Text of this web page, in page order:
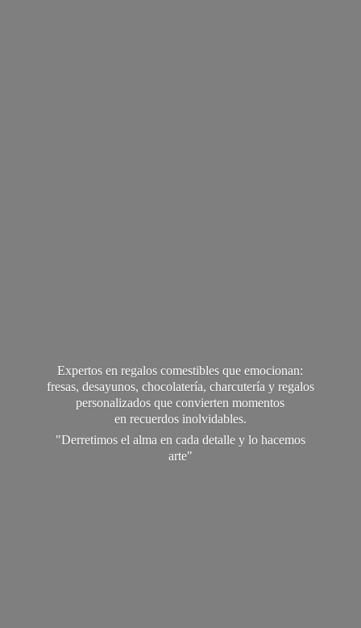
Expertos en regalos comestibles que emocionan:
fresas, desayunos, chocolatería, charcutería y regalos
personalizados que convierten momentos
en recuerdos inolvidables.
"Derretimos el alma en cada detalle y lo hacemos
arte"